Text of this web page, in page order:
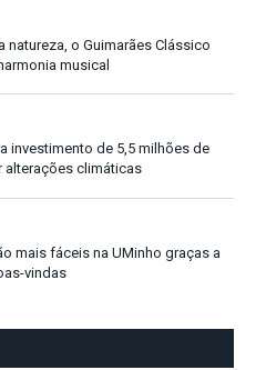
natureza, o Guimarães Clássico
musical
investimento de 5,5 milhões de
alterações climáticas
mais fáceis na UMinho graças a
vindas